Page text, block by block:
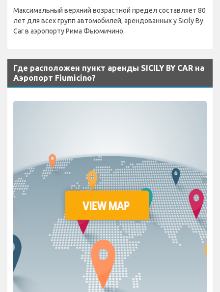
Максимальный верхний возрастной предел составляет 80
лет для всех групп автомобилей, арендованных у Sicily By
Car в аэропорту Рима Фьюмичино.
Где расположен пункт аренды SICILY BY CAR на
Аэропорт Fiumicino?